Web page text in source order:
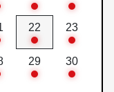
22 23
29 30